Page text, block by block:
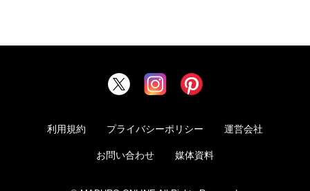
利用規約 プライバシーポリシー 運営会社
お問い合わせ 媒体資料